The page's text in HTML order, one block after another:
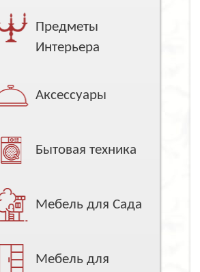
Предметы
Интерьера
Аксессуары
Бытовая техника
Мебель для Сада
Мебель для